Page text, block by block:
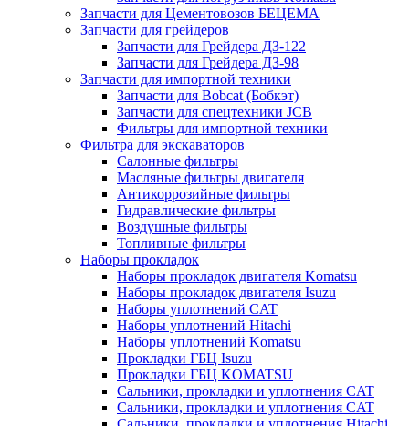
Запчасти для Цементовозов БЕЦЕМА
Запчасти для грейдеров
Запчасти для Грейдера ДЗ-122
Запчасти для Грейдера ДЗ-98
Запчасти для импортной техники
Запчасти для Bobcat (Бобкэт)
Запчасти для спецтехники JCB
Фильтры для импортной техники
Фильтра для экскаваторов
Салонные фильтры
Масляные фильтры двигателя
Антикоррозийные фильтры
Гидравлические фильтры
Воздушные фильтры
Топливные фильтры
Наборы прокладок
Наборы прокладок двигателя Komatsu
Наборы прокладок двигателя Isuzu
Наборы уплотнений CAT
Наборы уплотнений Hitachi
Наборы уплотнений Komatsu
Прокладки ГБЦ Isuzu
Прокладки ГБЦ KOMATSU
Сальники, прокладки и уплотнения CAT
Сальники, прокладки и уплотнения CAT